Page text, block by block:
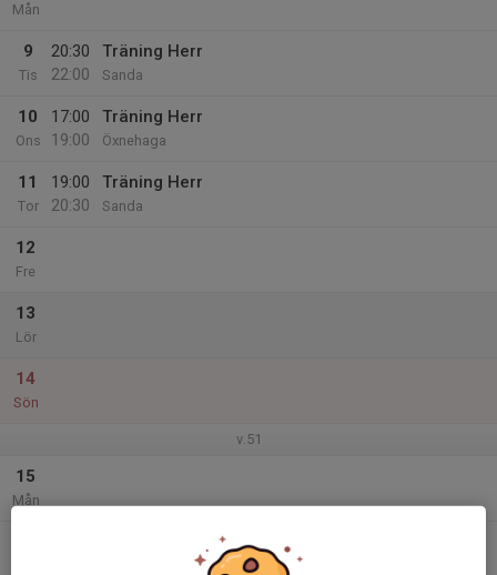
Mån
9
Tis
20:30
22:00
Träning Herr
Sanda
10
Ons
17:00
19:00
Träning Herr
Öxnehaga
11
Tor
19:00
20:30
Träning Herr
Sanda
12
Fre
13
Lör
14
Sön
v.51
15
Mån
Match mot Wetterbygden Stars
Herrar Division 2 - Div 2 Herr